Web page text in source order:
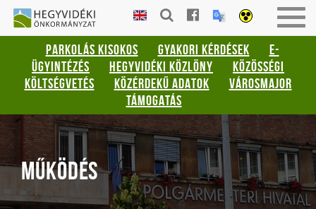
Gyorsbillentyűk
listája
Keresés:
"S"
Bejelentkezés:
be-
HEGYVIDÉKI
ÖNKORMÁNYZAT
PARKOLÁS KISOKOS GYAKORI KÉRDÉSEK
E-
ÜGYINTÉZÉS
HEGYVIDÉKI KÖZLÖNY
KÖZÖSSÉGI
KÖLTSÉGVETÉS
KÖZÉRDEKŰ ADATOK
VÁROSMAJOR
TÁMOGATÁS
MŰKÖDÉS